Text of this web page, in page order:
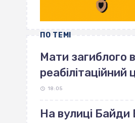
ПО ТЕМІ
Мати загиблого
реабілітаційний
18:05
На вулиці